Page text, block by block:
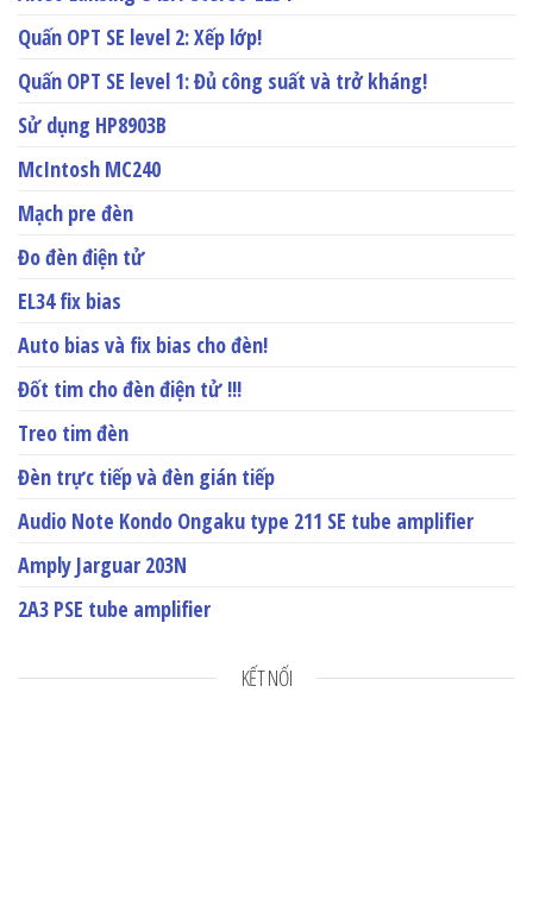
Quấn OPT SE level 2: Xếp lớp!
Quấn OPT SE level 1: Đủ công suất và trở kháng!
Sử dụng HP8903B
McIntosh MC240
Mạch pre đèn
Đo đèn điện tử
EL34 fix bias
Auto bias và fix bias cho đèn!
Đốt tim cho đèn điện tử !!!
Treo tim đèn
Đèn trực tiếp và đèn gián tiếp
Audio Note Kondo Ongaku type 211 SE tube amplifier
Amply Jarguar 203N
2A3 PSE tube amplifier
KẾT NỐI